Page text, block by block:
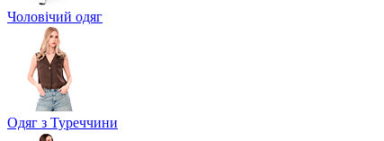
Чоловічий одяг
Одяг з Туреччини